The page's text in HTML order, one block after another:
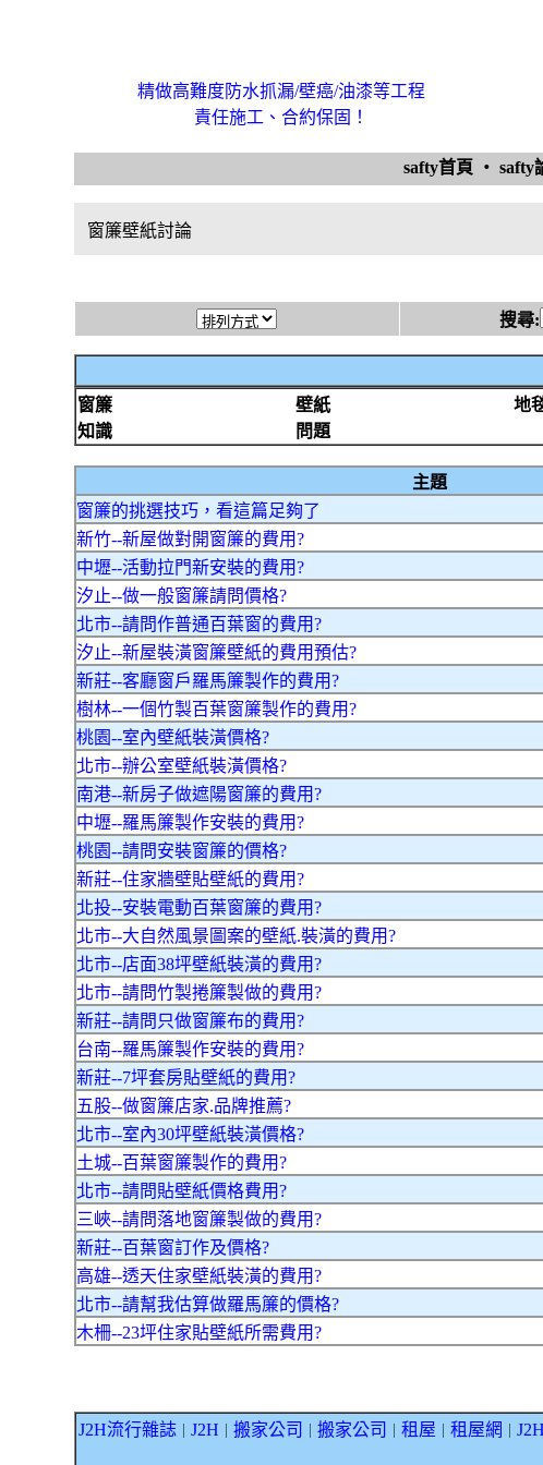
精做高難度防水抓漏/壁癌/油漆等工程
責任施工、合約保固！
safty首頁 ‧ safty
窗簾壁紙討論
搜尋:
窗簾
壁紙 地
知識
問題
主題
窗簾的挑選技巧，看這篇足夠了
新竹--新屋做對開窗簾的費用?
中壢--活動拉門新安裝的費用?
汐止--做一般窗簾請問價格?
北市--請問作普通百葉窗的費用?
汐止--新屋裝潢窗簾壁紙的費用預估?
新莊--客廳窗戶羅馬簾製作的費用?
樹林--一個竹製百葉窗簾製作的費用?
桃園--室內壁紙裝潢價格?
北市--辦公室壁紙裝潢價格?
南港--新房子做遮陽窗簾的費用?
中壢--羅馬簾製作安裝的費用?
桃園--請問安裝窗簾的價格?
新莊--住家牆壁貼壁紙的費用?
北投--安裝電動百葉窗簾的費用?
北市--大自然風景圖案的壁紙.裝潢的費用?
北市--店面38坪壁紙裝潢的費用?
北市--請問竹製捲簾製做的費用?
新莊--請問只做窗簾布的費用?
台南--羅馬簾製作安裝的費用?
新莊--7坪套房貼壁紙的費用?
五股--做窗簾店家.品牌推薦?
北市--室內30坪壁紙裝潢價格?
土城--百葉窗簾製作的費用?
北市--請問貼壁紙價格費用?
三峽--請問落地窗簾製做的費用?
新莊--百葉窗訂作及價格?
高雄--透天住家壁紙裝潢的費用?
北市--請幫我估算做羅馬簾的價格?
木柵--23坪住家貼壁紙所需費用?
J2H流行雜誌｜ J2H 搬家公司 搬家公司 租屋 租屋網